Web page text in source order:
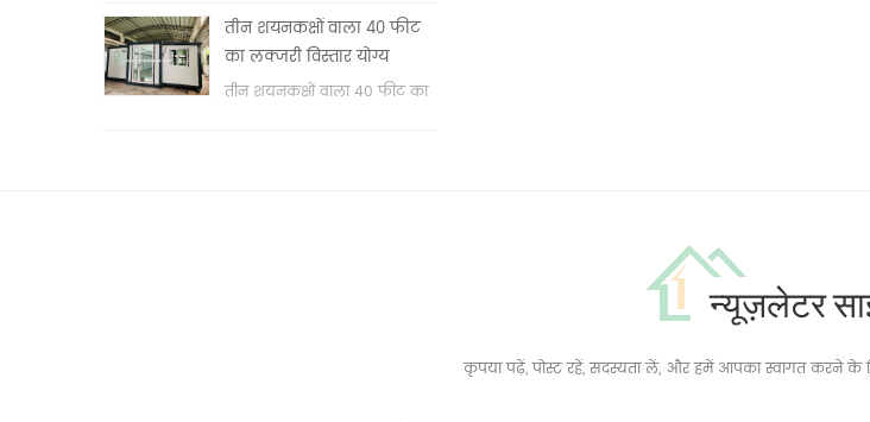
वॉश बेसिन & nbsp;
तीन शयनकक्षों वाला 40 फीट
का लक्जरी विस्तार योग्य
कंटेनर हाउस
तीन शयनकक्षों वाला 40 फीट का
न्यूज़लेटर
कृपया पढ़ें, पोस्ट रहें, सदस्यता लें, और हमें आपका स्वागत करने